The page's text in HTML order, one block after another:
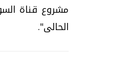
مشروع قناة
الحالى".